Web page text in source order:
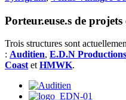
Porteur.euse.s de projets
Trois structures sont
: Auditien, E.D.N Productions
Coast etHMWK.